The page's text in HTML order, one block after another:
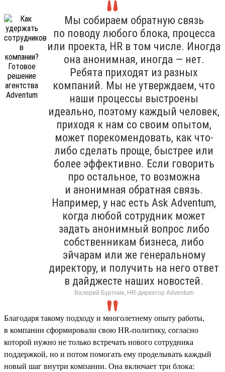
Мы собираем обратную связь
по поводу любого блока, процесса
или проекта, HR в том числе. Иногда
она анонимная, иногда — нет.
Ребята приходят из разных
компаний. Мы не утверждаем, что
наши процессы выстроены
идеально, поэтому каждый человек,
приходя к нам со своим опытом,
может порекомендовать, как что-
либо сделать проще, быстрее или
более эффективно. Если говорить
про остальное, то возможна
и анонимная обратная связь.
Например, у нас есть Ask Adventum,
когда любой сотрудник может
задать анонимный вопрос либо
собственникам бизнеса, либо
эйчарам или же генеральному
директору, и получить на него ответ
в дайджесте наших новостей.
Валерий Буртник, HR-директор Adventum
Благодаря такому подходу и многолетнему опыту работы,
в компании сформировали свою HR-политику, согласно
которой нужно не только встречать нового сотрудника
поддержкой, но и потом помогать ему проделывать каждый
новый шаг внутри компании. Она включает три блока: